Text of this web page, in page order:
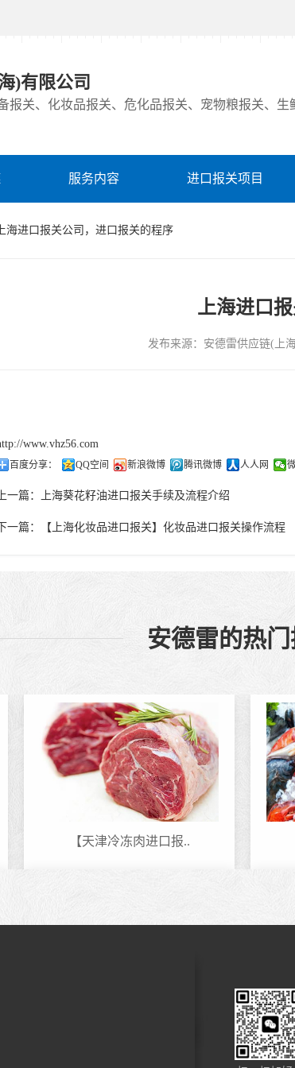
)有限公司
报关、化妆品报关、危化品报关、宠物粮报关、生
服务内容 进口报关项目
海进口报关公司，进口报关的程序
上海进口
发布来源：安德雷供应链(
www.vhz56.com
百度分享： QQ空间 新浪微博 腾讯微博 人人网
上一篇： 上海葵花籽油进口报关手续及流程介绍
下一篇： 【上海化妆品进口报关】化妆品进口报关操作流程
安德雷的热
【天津冷冻肉进口报..